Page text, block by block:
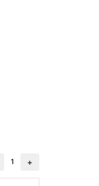
1 +